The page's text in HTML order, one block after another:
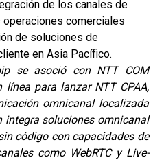
de los canales de
comerciales
de soluciones de
en Asia Pacífico.
se asoció con NTT COM
para lanzar NTT CPAA,
omnicanal localizada
integra soluciones omnicanal
código con capacidades de
como WebRTC y Live-